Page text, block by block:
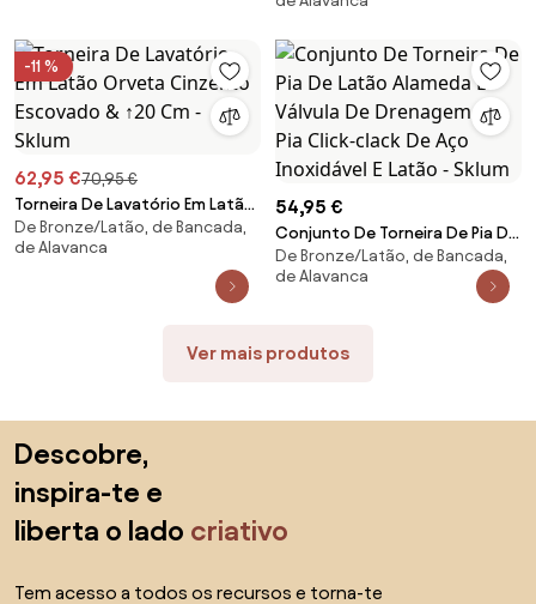
Válvula De Escoamento Para
Sklum
-11 %
62,95 €70,95 €
Torneira De Lavatório Em Latão
Orveta Cinzento Escovado &
↑20 Cm - Sklum
De Bronze/Latão, de Bancada,
de Alavanca
54,95 €
Conjunto De Torneira De Pia De
Latão Alameda E Válvula De
Drenagem De Pia Click-clack De
Aço Inoxidável E Latão - Sklum
De Bronze/Latão, de Bancada,
de Alavanca
Ver mais produtos
Descobre,
inspira-te e
liberta o lado criativo
Tem acesso a todos os recursos e torna-te